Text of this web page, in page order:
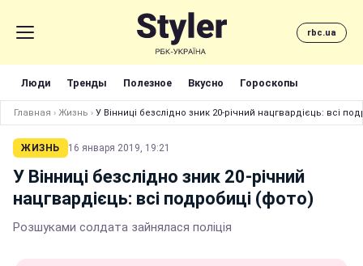
rbc.ua
Люди Тренды Полезное Вкусно Гороскопы
Главная › Жизнь › У Вінниці безслідно зник 20-річний нацгвардієць: всі
ЖИЗНЬ 16 января 2019, 19:21
У Вінниці безслідно зник 20-річний
нацгвардієць: всі подробиці (фото)
Розшуками солдата зайнялася поліція